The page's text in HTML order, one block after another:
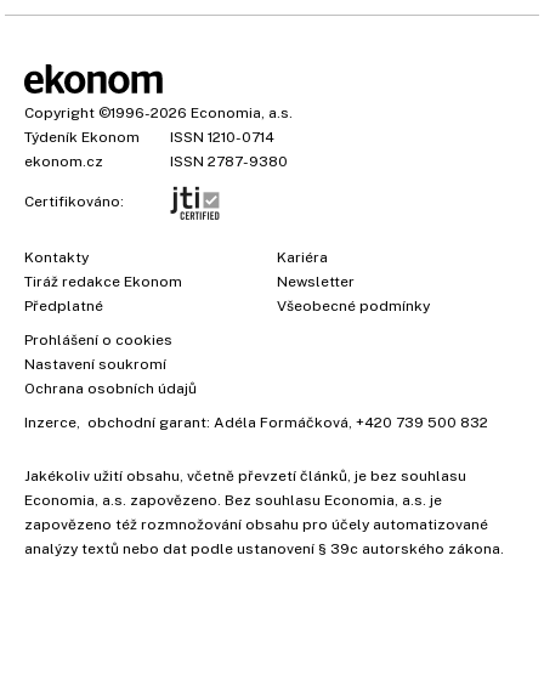
Copyright ©1996-2026 Economia, a.s.
Týdeník Ekonom
ISSN 1210-0714
ekonom.cz
ISSN 2787-9380
Certifikováno:
Kontakty
Tiráž redakce Ekonom
Předplatné
Kariéra
Newsletter
Všeobecné podmínky
Prohlášení o cookies
Nastavení soukromí
Ochrana osobních údajů
Inzerce , obchodní garant: Adéla Formáčková +420 739 500 832
Jakékoliv užití obsahu, včetně převzetí článků, je bez souhlasu
Economia, a.s. zapovězeno. Bez souhlasu Economia, a.s. je
zapovězeno též rozmnožování obsahu pro účely automatizované
analýzy textů nebo dat podle ustanovení § 39c autorského zákona.